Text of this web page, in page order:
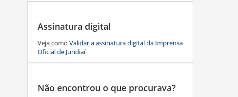
Assinatura digital
Veja como Validar a assinatura digital da Imprensa
Oficial de Jundiaí
Não encontrou o que procurava?